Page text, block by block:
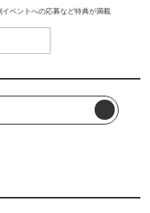
ベントへの応募など特典が満載